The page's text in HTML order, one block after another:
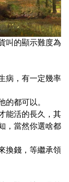
叫的顯示難度為
病，有一定幾率
都可以。
能活的長久，其
，當然你選啥都
換錢，等繼承領